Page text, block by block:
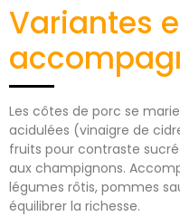
Variantes
Les côtes de porc se
acidulées (vinaigre de
fruits pour contraste
aux champignons.
légumes rôtis, pommes
équilibrer la richesse.